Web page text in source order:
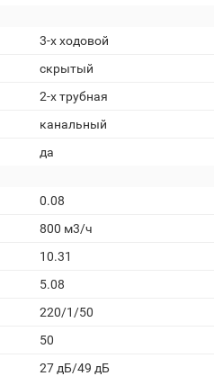
3-х ходовой
скрытый
2-х трубная
канальный
да
0.08
800 м3/ч
10.31
5.08
220/1/50
50
27 дБ/49 дБ